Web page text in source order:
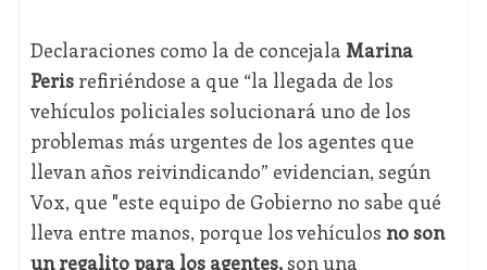
Declaraciones como la de concejala Marina
Perisrefiriéndose a que “la llegada de los
vehículos policiales solucionará uno de los
problemas más urgentes de los agentes que
llevan años reivindicando” evidencian, según
Vox, que "este equipo de Gobierno no sabe qué
lleva entre manos, porque los vehículos no son
un regalito para los agentes,son una